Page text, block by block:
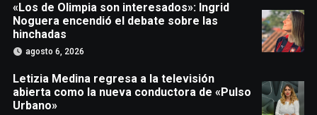
«Los de Olimpia son interesados»: Ingrid
Noguera encendió el debate sobre las
hinchadas
agosto 6, 2026
Letizia Medina regresa a la televisión
abierta como la nueva conductora de «Pulso
Urbano»